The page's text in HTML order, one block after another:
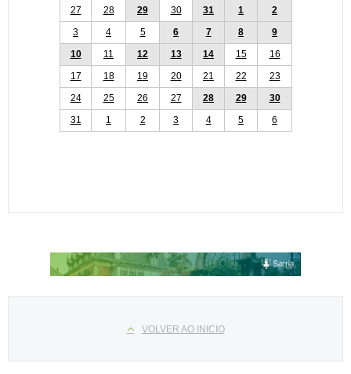
27 28 29 30 31 1
2
3
4 5 6 7 8
9
10
11 12 13 14 15
16
17
18 19 20 21 22
23
24
25 26 27 28 29
30
31
1 2 3 4 5 6
VOLVER AO INICIO